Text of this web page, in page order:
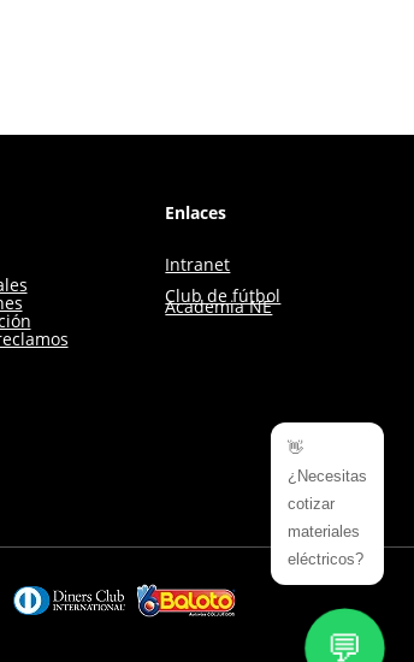
Enlaces
Intranet
Club de fútbol
Academia NE
👋
¿Necesitas
cotizar
materiales
eléctricos?
💬